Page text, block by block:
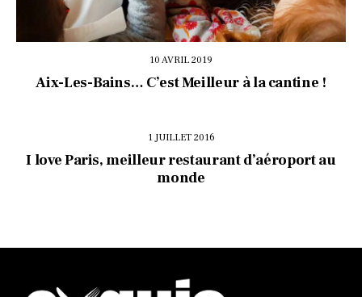
10 AVRIL 2019
Aix-Les-Bains… C’est Meilleur à la cantine !
1 JUILLET 2016
I love Paris, meilleur restaurant d’aéroport au
monde